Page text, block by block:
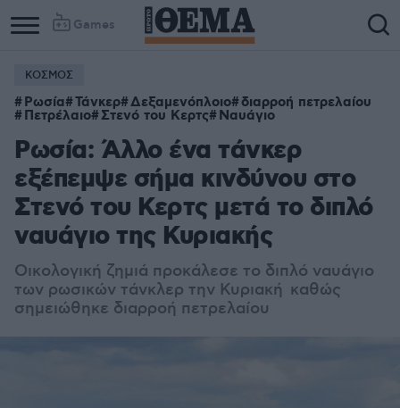
Games
ΚΟΣΜΟΣ
Ρωσία Τάνκερ Δεξαμενόπλοιο διαρροή πετρελαίου
Πετρέλαιο Στενό του Κερτς Ναυάγιο
Ρωσία: Άλλο ένα τάνκερ
εξέπεμψε σήμα κινδύνου στο
Στενό του Κερτς μετά το διπλό
ναυάγιο της Κυριακής
Οικολογική ζημιά προκάλεσε το διπλό ναυάγιο
των ρωσικών τάνκλερ την Κυριακή καθώς
σημειώθηκε διαρροή πετρελαίου